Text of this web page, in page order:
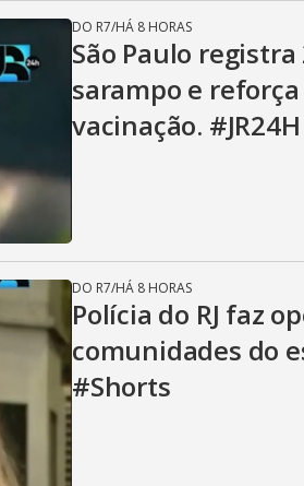
DO R7/HÁ 8 HORAS
São Paulo registra
sarampo e
vacinação.
DO R7/HÁ 8 HORAS
Polícia do RJ faz
comunidades do
#Shorts